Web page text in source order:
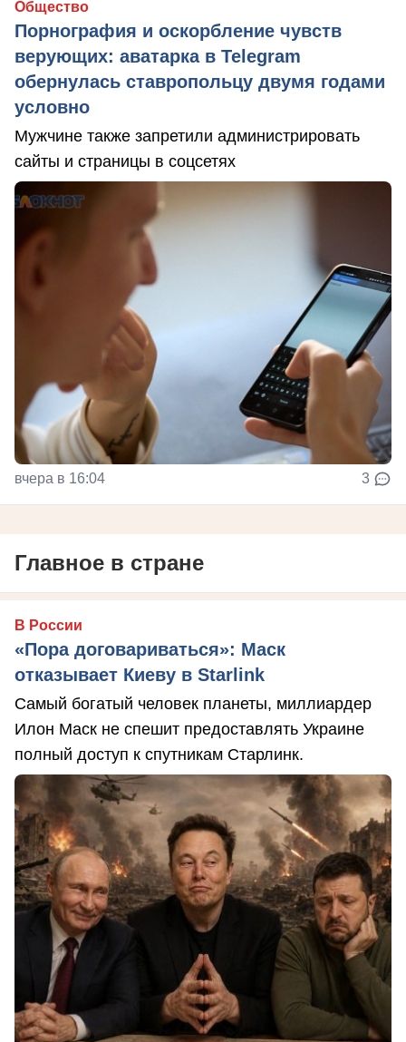
Общество
Порнография и оскорбление чувств
верующих: аватарка в Telegram
обернулась ставропольцу двумя годами
условно
Мужчине также запретили администрировать
сайты и страницы в соцсетях
вчера в 16:04 3
Главное в стране
В России
«Пора договариваться»: Маск
отказывает Киеву в Starlink
Самый богатый человек планеты, миллиардер
Илон Маск не спешит предоставлять Украине
полный доступ к спутникам Старлинк.